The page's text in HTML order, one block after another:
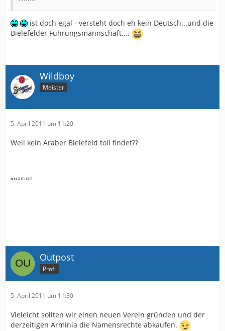
ist doch egal - versteht doch eh kein Deutsch...und die
Bielefelder Führungsmannschaft....
Wildboy
Meister
5. April 2011 um 11:20
Weil kein Araber Bielefeld toll findet??
Outpost
Profi
5. April 2011 um 11:30
Vieleicht sollten wir einen neuen Verein gründen und der
derzeitigen Arminia die Namensrechte abkaufen.